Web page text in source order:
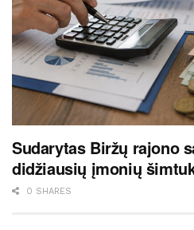
Sudarytas Biržų rajono
didžiausių įmonių
0 SHARES